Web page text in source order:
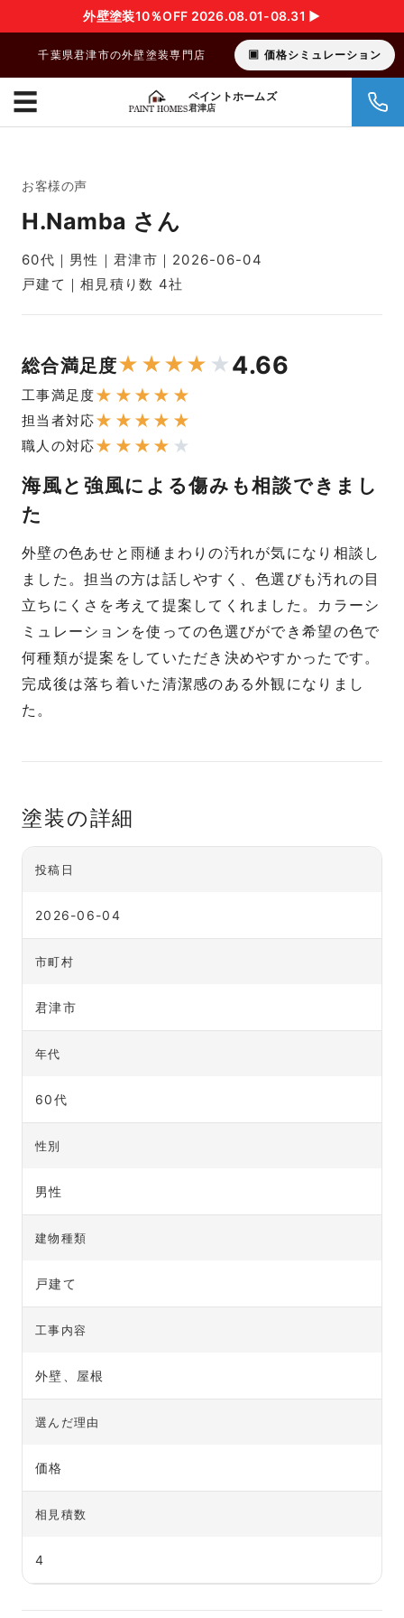
外壁塗装10％OFF 2026.08.01-08.31 ▶︎
千葉県君津市の外壁塗装専門店 価格シミュレーション
ペイントホームズ
君津店
☰
お客様の声
H.Namba さん
60代｜男性｜君津市｜2026-06-04
戸建て｜相見積り数 4社
総合満足度★ ★★★ ★ 4.66
工事満足度★ ★ ★ ★ ★
担当者対応★ ★ ★ ★ ★
職人の対応★ ★ ★ ★ ★
海風と強風による傷みも相談できまし
た
外壁の色あせと雨樋まわりの汚れが気になり相談し
ました。担当の方は話しやすく、色選びも汚れの目
立ちにくさを考えて提案してくれました。カラーシ
ミュレーションを使っての色選びができ希望の色で
何種類が提案をしていただき決めやすかったです。
完成後は落ち着いた清潔感のある外観になりまし
た。
塗装の詳細
投稿日
2026-06-04
市町村
君津市
年代
60代
性別
男性
建物種類
戸建て
工事内容
外壁、屋根
選んだ理由
価格
相見積数
4